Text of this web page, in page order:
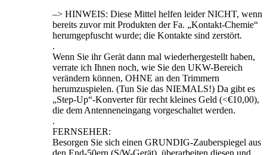
–> HINWEIS: Diese Mittel helfen leider NICHT, wenn
bereits zuvor mit Produkten der Fa. „Kontakt-Chemie“
herumgepfuscht wurde; die Kontakte sind zerstört.
.
Wenn Sie ihr Gerät dann mal wiederhergestellt haben,
verrate ich Ihnen noch, wie Sie den UKW-Bereich
verändern können, OHNE an den Trimmern
herumzuspielen. (Tun Sie das NIEMALS!) Da gibt es
„Step-Up“-Konverter für recht kleines Geld (<€10,00),
die dem Antenneneingang vorgeschaltet werden.
.
FERNSEHER:
Besorgen Sie sich einen GRUNDIG-Zauberspiegel aus